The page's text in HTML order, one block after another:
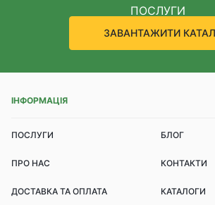
ПОСЛУГИ
ЗАВАНТАЖИТИ
ІНФОРМАЦІЯ
ПОСЛУГИ БЛОГ
ПРО НАС КОНТАКТИ
ДОСТАВКА ТА ОПЛАТА КАТАЛОГИ